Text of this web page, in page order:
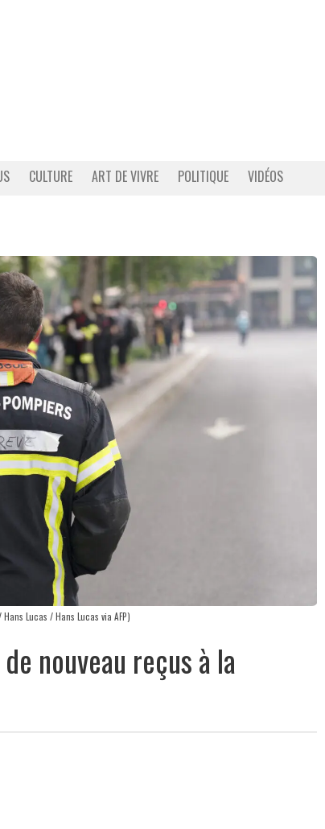
CULTURE ART DE VIVRE POLITIQUE VIDÉOS
Lucas / Hans Lucas via AFP)
nouveau reçus à la